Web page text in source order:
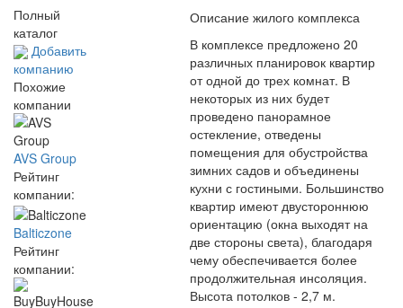
Полный
каталог
Добавить
компанию
Похожие
компании
AVS Group
Рейтинг
компании:
Balticzone
Рейтинг
компании:
Описание жилого комплекса
В комплексе предложено 20
различных планировок квартир
от одной до трех комнат. В
некоторых из них будет
проведено панорамное
остекление, отведены
помещения для обустройства
зимних садов и объединены
кухни с гостиными. Большинство
квартир имеют двустороннюю
ориентацию (окна выходят на
две стороны света), благодаря
чему обеспечивается более
продолжительная инсоляция.
Высота потолков - 2,7 м.